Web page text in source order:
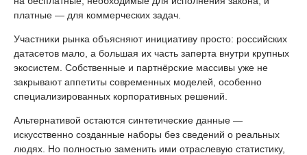
платные — для коммерческих задач.
Участники рынка объясняют инициативу просто: российских
датасетов мало, а большая их часть заперта внутри крупных
экосистем. Собственные и партнёрские массивы уже не
закрывают аппетиты современных моделей, особенно
специализированных корпоративных решений.
Альтернативой остаются синтетические данные —
искусственно созданные наборы без сведений о реальных
людях. Но полностью заменить ими отраслевую статистику,